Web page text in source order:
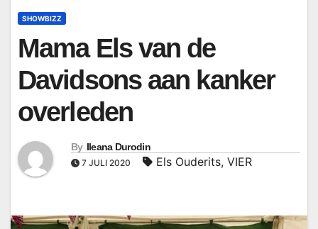
SHOWBIZZ
Mama Els van de
Davidsons aan kanker
overleden
By Ileana Durodin
7 JULI 2020 Els Ouderits, VIER